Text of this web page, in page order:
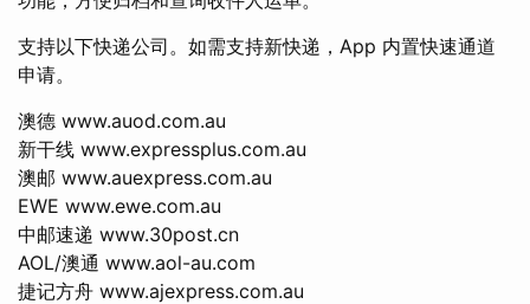
支持以下快递公司。如需支持新快递，App 内置快速通道
申请。
澳德 www.auod.com.au
新干线 www.expressplus.com.au
澳邮 www.auexpress.com.au
EWE www.ewe.com.au
中邮速递 www.30post.cn
AOL/澳通 www.aol-au.com
捷记方舟 www.ajexpress.com.au